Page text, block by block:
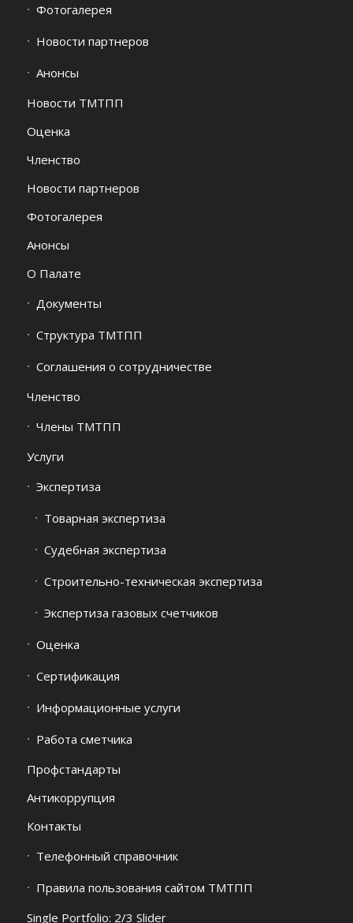
Фотогалерея
Новости партнеров
Анонсы
Новости ТМТПП
Оценка
Членство
Новости партнеров
Фотогалерея
Анонсы
О Палате
Документы
Структура ТМТПП
Соглашения о сотрудничестве
Членство
Члены ТМТПП
Услуги
Экспертиза
Товарная экспертиза
Судебная экспертиза
Строительно-техническая экспертиза
Экспертиза газовых счетчиков
Оценка
Сертификация
Информационные услуги
Работа сметчика
Профстандарты
Антикоррупция
Контакты
Телефонный справочник
Правила пользования сайтом ТМТПП
Single Portfolio: 2/3 Slider